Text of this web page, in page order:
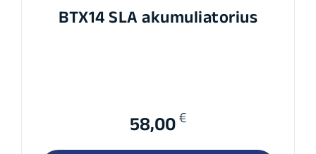
BTX14 SLA akumuliatorius
58,00 €